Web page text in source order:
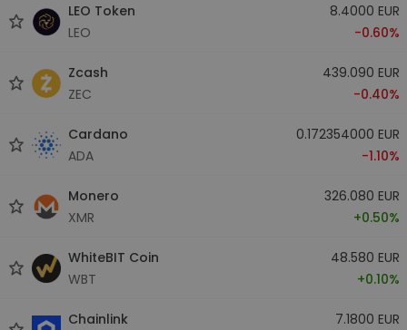
LEO Token
LEO
8.4000 EUR
-0.60%
Zcash
ZEC
439.090 EUR
-0.40%
Cardano
ADA
0.172354000 EUR
-1.10%
Monero
XMR
326.080 EUR
+0.50%
WhiteBIT Coin
WBT
48.580 EUR
+0.10%
Chainlink
7.1800 EUR